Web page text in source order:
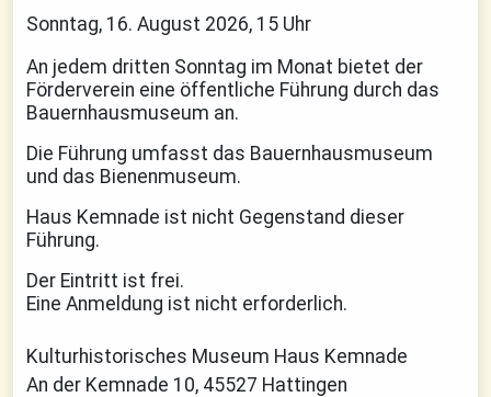
Sonntag, 16. August 2026, 15 Uhr
An jedem dritten Sonntag im Monat bietet der
Förderverein eine öffentliche Führung durch das
Bauernhausmuseum an.
Die Führung umfasst das Bauernhausmuseum
und das Bienenmuseum.
Haus Kemnade ist nicht Gegenstand dieser
Führung.
Der Eintritt ist frei.
Eine Anmeldung ist nicht erforderlich.
Kulturhistorisches Museum Haus Kemnade
An der Kemnade 10, 45527 Hattingen